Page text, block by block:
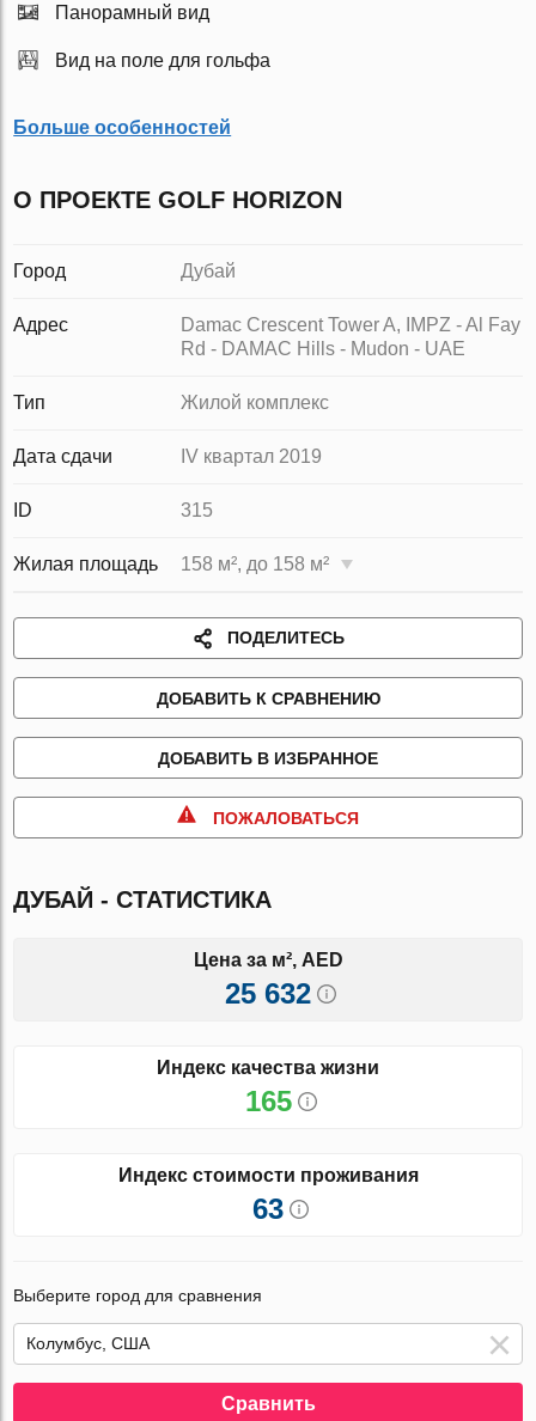
Панорамный вид
Вид на поле для гольфа
Больше особенностей
О ПРОЕКТЕ GOLF HORIZON
Город Дубай
Адрес
Damac Crescent Tower A, IMPZ - Al Fay
Rd - DAMAC Hills - Mudon - UAE
Тип Жилой комплекс
Дата сдачи IV квартал 2019
ID 315
Жилая площадь 158 м², до 158 м²
ПОДЕЛИТЕСЬ
ДОБАВИТЬ К СРАВНЕНИЮ
ДОБАВИТЬ В ИЗБРАННОЕ
ПОЖАЛОВАТЬСЯ
ДУБАЙ - СТАТИСТИКА
Цена за м², AED
25 632
Индекс качества жизни
165
Индекс стоимости проживания
63
Выберите город для сравнения
Сравнить